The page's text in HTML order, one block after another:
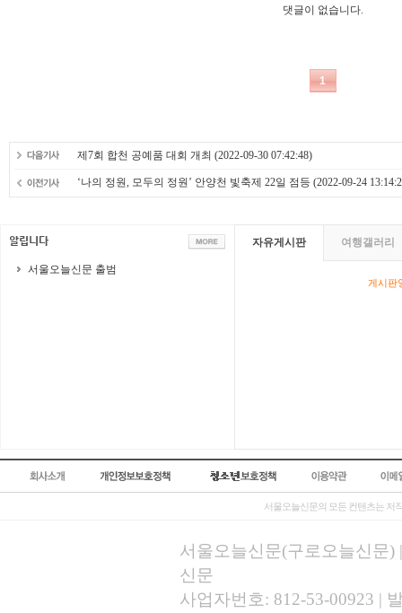
제7회 합천 공예품 대회 개최 (2022-09-30 07:42:48)
‘나의 정원, 모두의 정원’ 안양천 빛축제 22일 점등 (2022-09-24
서울오늘신문 출범
자유게시판 여행갤러리
게시판
서울오늘신문의 모든 컨텐츠는 저
서울오늘신문(구로오늘신문)
신문
사업자번호: 812-53-00923 |